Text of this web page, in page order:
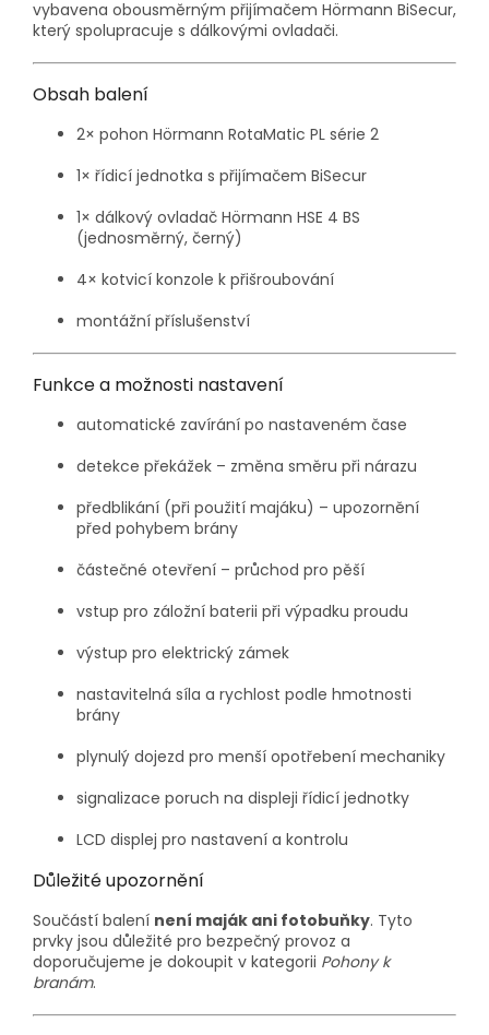
vybavena obousměrným přijímačem Hörmann BiSecur,
který spolupracuje s dálkovými ovladači.
Obsah balení
2× pohon Hörmann RotaMatic PL série 2
1× řídicí jednotka s přijímačem BiSecur
1× dálkový ovladač Hörmann HSE 4 BS
(jednosměrný, černý)
4× kotvicí konzole k přišroubování
montážní příslušenství
Funkce a možnosti nastavení
automatické zavírání po nastaveném čase
detekce překážek – změna směru při nárazu
předblikání (při použití majáku) – upozornění
před pohybem brány
částečné otevření – průchod pro pěší
vstup pro záložní baterii při výpadku proudu
výstup pro elektrický zámek
nastavitelná síla a rychlost podle hmotnosti
brány
plynulý dojezd pro menší opotřebení mechaniky
signalizace poruch na displeji řídicí jednotky
LCD displej pro nastavení a kontrolu
Důležité upozornění
Součástí balení není maják ani fotobuňky. Tyto
prvky jsou důležité pro bezpečný provoz a
doporučujeme je dokoupit v kategorii Pohony k
branám.